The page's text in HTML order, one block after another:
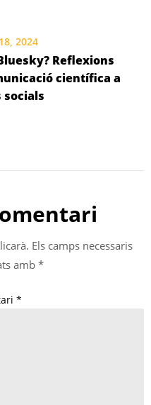
2024
Reflexions
científica a
socials
Els camps necessaris
amb *
*